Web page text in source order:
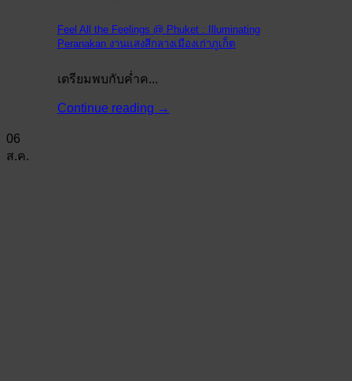
Feel All the Feelings @ Phuket : Illuminating
Peranakan งานแสงสีกลางเมืองเก่าภูเก็ต
เตรียมพบกับค่ำค...
Continue reading →
06
ส.ค.